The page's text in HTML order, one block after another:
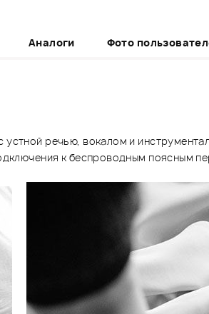
Аналоги Фото
речью, вокалом и
к беспроводным поясным